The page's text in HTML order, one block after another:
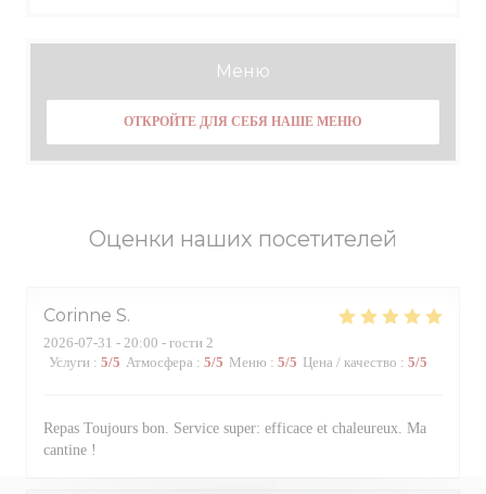
Оценки наших посетителей
Corinne S
2026-07-31 - 20:00 - гости 2
Услуги : 5/5 Атмосфера : 5/5 Меню : 5/5 Цена / качество : 5/5
Repas Toujours bon. Service super: efficace et chaleureux. Ma
cantine !
Меню
ОТКРОЙТЕ ДЛЯ СЕБЯ НАШЕ МЕНЮ